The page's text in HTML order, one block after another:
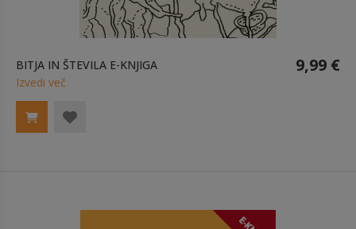
BITJA IN ŠTEVILA E-KNJIGA 9,99 €
Izvedi več